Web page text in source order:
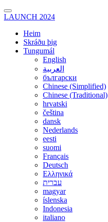
LAUNCH 2024
Heim
Skráðu þig
Tungumál
English
العربية
български
Chinese (Simplified)
Chinese (Traditional)
hrvatski
čeština
dansk
Nederlands
eesti
suomi
Français
Deutsch
Ελληνικά
עברית
magyar
íslenska
Indonesia
italiano